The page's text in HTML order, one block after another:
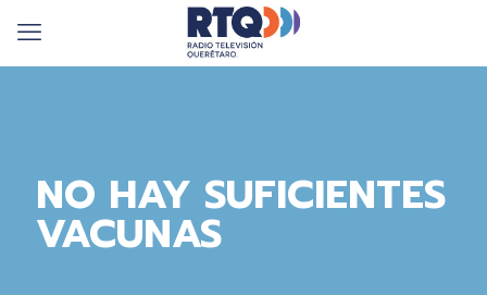
NO HAY SUFICIENTES
VACUNAS